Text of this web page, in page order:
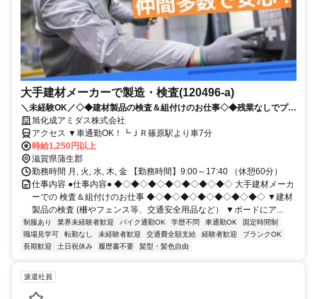
大手建材メーカーで製造・検査(120496-a)
＼未経験OK／◇◆建材製品の検査＆組付けのお仕事◇◆残業なしでプラ
イベートも充実！
旭化成アミダス株式会社
アクセス ▼車通勤OK！┗ＪＲ篠原駅より車7分
時給1,250円以上
滋賀県蒲生郡
勤務時間 月, 火, 水, 木, 金 【勤務時間】9:00～17:40 （休憩60分）
仕事内容 ●仕事内容● ◆◇◆◇◆◇◆◇◆◇◆◇◆◇ 大手建材メーカ
ーでの 検査＆組付けのお仕事 ◆◇◆◇◆◇◆◇◆◇◆◇◆◇ ▼建材
製品の検査 (柵やフェンス等、交通安全用品など） ▼ボードにア...
制服あり 業界未経験者歓迎 バイク通勤OK 学歴不問 車通勤OK
固定時間制
職場見学可
転勤なし 未経験者歓迎 交通費全額支給 経験者歓迎
ブランクOK
長期歓迎
土日祝休み 履歴書不要 髪型・髪色自由
派遣社員